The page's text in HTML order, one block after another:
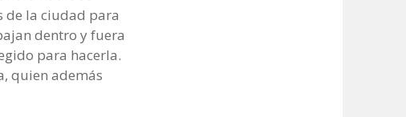
de la ciudad para
dentro y fuera
para hacerla.
quien además